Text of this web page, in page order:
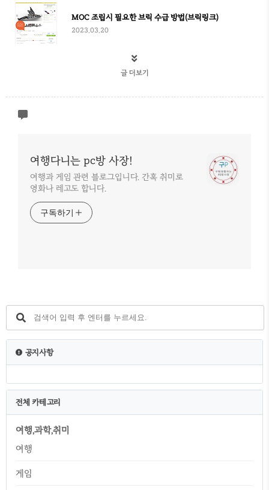
MOC 조립시 필요한 브릭 수급 방법(브릭링크)
2023.03.20
글 더보기
여행다니는 pc방 사장!
여행과 게임 관련 블로그입니다. 간혹 취미로
영화나 레고도 합니다.
구독하기
공지사항
전체 카테고리
여행,과학,취미
여행
게임